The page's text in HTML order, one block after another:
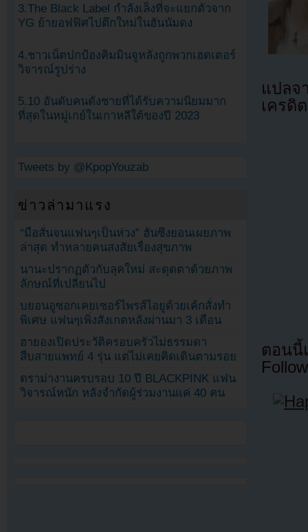
แปล
เครดิ
ตอนนี้
3.The Black Label กำลังเล็งที่จะแยกตัวจาก
YG ย้ายอฟฟิศไปตึกใหม่ในฮันนัมดง
4.ชาวเน็ตปกป้องคิมมินจูหลังถูกพวกเฮดเตอร์
วิจารณ์รูปร่าง
5.10 อันดับคนดังชายที่ได้รับความนิยมมาก
ที่สุดในหมู่เกย์ในเกาหลีใต้ของปี 2023
Tweets by @KpopYouzab
ข่าวล่ามาแรง
“มือสั่นจนแฟนๆเป็นห่วง” ฮันซึงยอนเผยภาพ
ล่าสุด ทำหลายคนสงสัยเรื่องสุขภาพ
นานะปรากฏตัวกับลุคใหม่ สะดุดตาด้วยภาพ
ลักษณ์ที่เปลี่ยนไป
บยอนอูซอกเคยเซอร์ไพรส์ไอยูด้วยเค้กสั่งทำ
พิเศษ แฟนๆเพิ่งสังเกตหลังผ่านมา 3 เดือน
ฮายองเปิดประวัติครอบครัวไม่ธรรมดา
สืบสายแพทย์ 4 รุ่น แต่ไม่เคยคิดเดินตามรอย
ดราม่างานครบรอบ 10 ปี BLACKPINK แฟน
วิจารณ์หนัก หลังจำกัดผู้ร่วมงานแค่ 40 คน